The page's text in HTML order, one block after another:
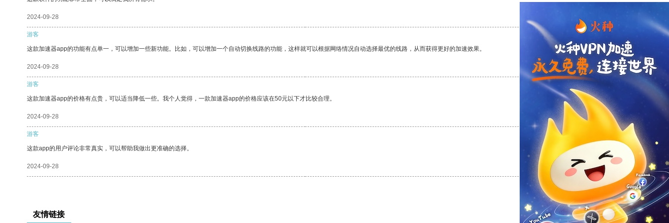
2024-09-28
游客
这款加速器app的功能有点单一，可以增加一些新功能。比如，可以增加一个自动切换线路的功能，这样就可以根据网络情况自动选择最优的线路，从而获得更好的加速效果。
2024-09-28 支持 [0] 反对[0]
游客
这款加速器app的价格有点贵，可以适当降低一些。我个人觉得，一款加速器app的价格应该在50元以下才比较合理。
2024-09-28 支持[0] 反对
游客
这款app的用户评论非常真实，可以帮助我做出更准确的选择。
2024-09-28 支持[0] 反对[0]
友情链接